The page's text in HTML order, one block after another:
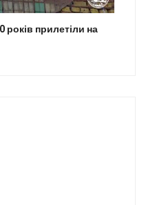
прилетіли на